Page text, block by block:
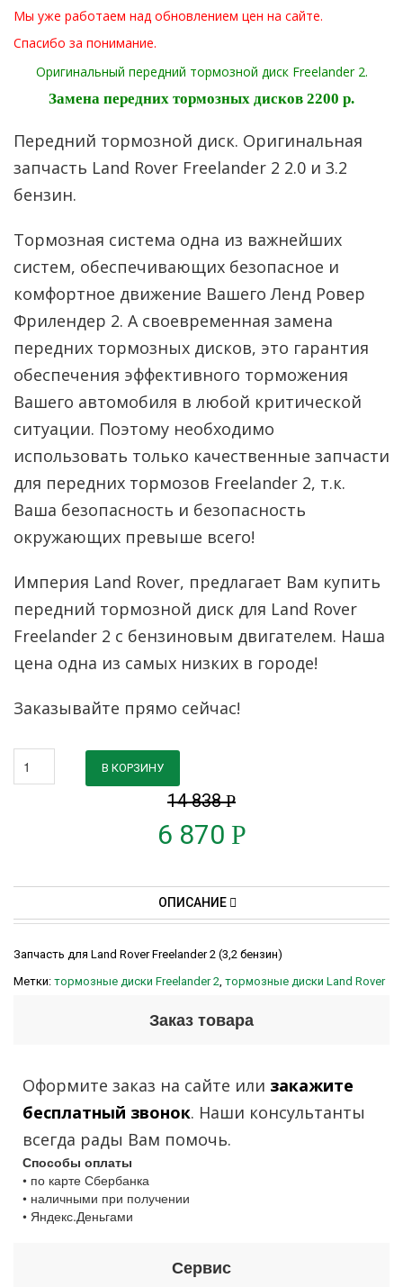
Мы уже работаем над обновлением цен на сайте.
Спасибо за понимание.
Оригинальный передний тормозной диск Freelander 2.
Замена передних тормозных дисков 2200 р.
Передний тормозной диск. Оригинальная
запчасть Land Rover Freelander 2 2.0 и 3.2
бензин.
Тормозная система одна из важнейших
систем, обеспечивающих безопасное и
комфортное движение Вашего Ленд Ровер
Фрилендер 2. А своевременная замена
передних тормозных дисков, это гарантия
обеспечения эффективного торможения
Вашего автомобиля в любой критической
ситуации. Поэтому необходимо
использовать только качественные запчасти
для передних тормозов Freelander 2, т.к.
Ваша безопасность и безопасность
окружающих превыше всего!
Империя Land Rover, предлагает Вам купить
передний тормозной диск для Land Rover
Freelander 2 с бензиновым двигателем. Наша
цена одна из самых низких в городе!
Заказывайте прямо сейчас!
14 838Р
6 870 Р
В КОРЗИНУ
ОПИСАНИЕ
Запчасть для Land Rover Freelander 2 (3,2 бензин)
Метки: тормозные диски Freelander 2, тормозные диски Land Rover
Заказ товара
Оформите заказ на сайте или закажите
бесплатный звонок. Наши консультанты
всегда рады Вам помочь.
Способы оплаты
• по карте Сбербанка
• наличными при получении
• Яндекс.Деньгами
Сервис